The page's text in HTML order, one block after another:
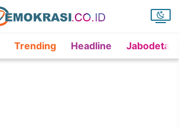
Trending Headline